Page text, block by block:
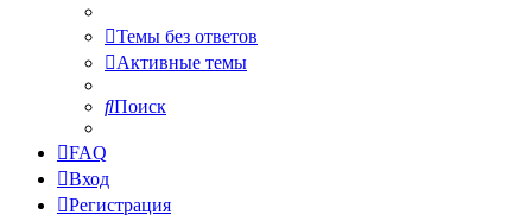
Темы без ответов
Активные темы
Поиск
FAQ
Вход
Регистрация